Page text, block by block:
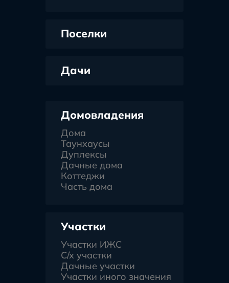
Поселки
Дачи
Домовладения
Дома
Таунхаусы
Дуплексы
Дачные дома
Коттеджи
Часть дома
Участки
Участки ИЖС
С/х участки
Дачные участки
Участки иного значения